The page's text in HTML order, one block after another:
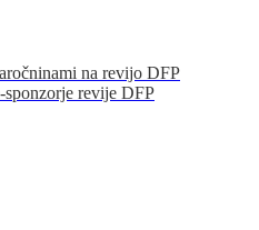
na revijo DFP
revije DFP